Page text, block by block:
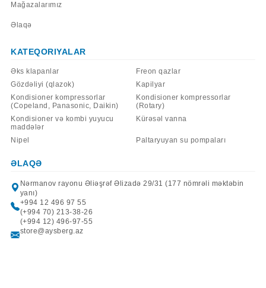
Mağazalarımız
Əlaqə
KATEQORIYALAR
Əks klapanlar
Freon qazlar
Gözdəliyi (qlazok)
Kapilyar
Kondisioner kompressorlar
(Copeland, Panasonic, Daikin)
Kondisioner kompressorlar
(Rotary)
Kondisioner və kombi yuyucu
maddələr
Kürəsəl vanna
Nipel Paltaryuyan su pompaları
ƏLAQƏ
Nərmanov rayonu Əliəşrəf Əlizadə 29/31 (177 nömrəli məktəbin
yanı)
+994 12 496 97 55
(+994 70) 213-38-26
(+994 12) 496-97-55
store@aysberg.az